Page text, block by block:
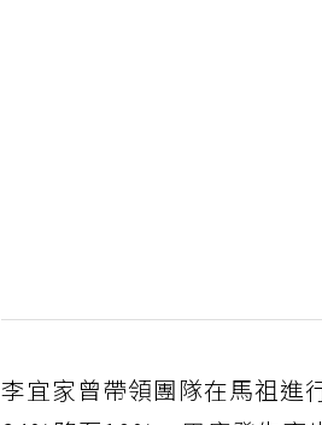
李宜家曾帶領團隊在馬祖進